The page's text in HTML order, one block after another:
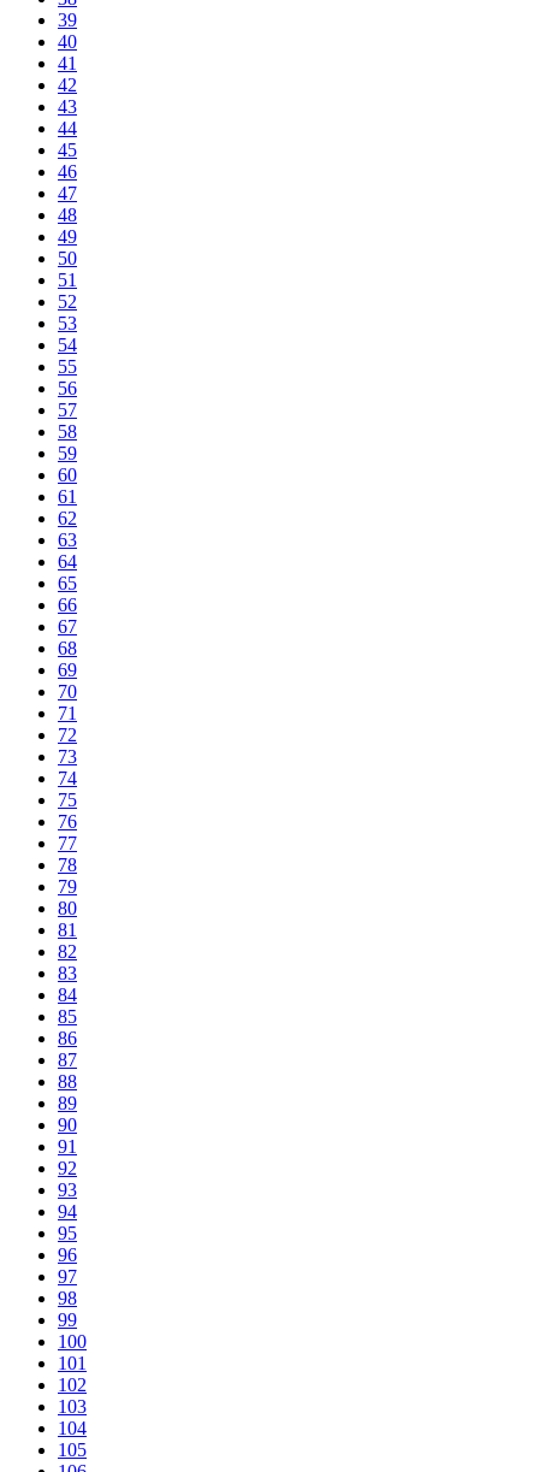
39
40
41
42
43
44
45
46
47
48
49
50
51
52
53
54
55
56
57
58
59
60
61
62
63
64
65
66
67
68
69
70
71
72
73
74
75
76
77
78
79
80
81
82
83
84
85
86
87
88
89
90
91
92
93
94
95
96
97
98
99
100
101
102
103
104
105